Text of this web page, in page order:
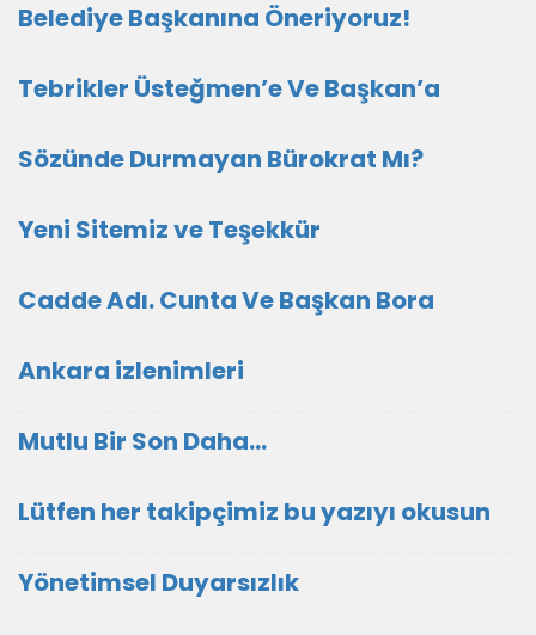
Belediye Başkanına Öneriyoruz!
Tebrikler Üsteğmen’e Ve Başkan’a
Sözünde Durmayan Bürokrat Mı?
Yeni Sitemiz ve Teşekkür
Cadde Adı. Cunta Ve Başkan Bora
Ankara izlenimleri
Mutlu Bir Son Daha…
Lütfen her takipçimiz bu yazıyı okusun
Yönetimsel Duyarsızlık